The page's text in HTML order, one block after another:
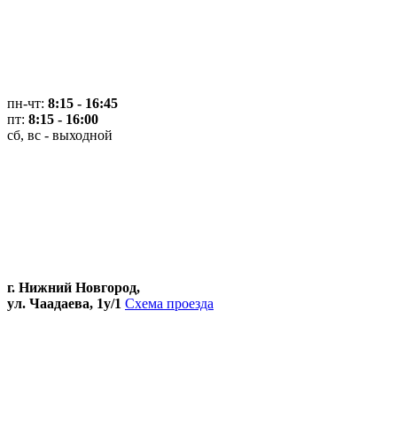
пн-чт: 8:15 - 16:45
пт: 8:15 - 16:00
сб, вс - выходной
г. Нижний Новгород,
ул. Чаадаева, 1у/1 Схема проезда